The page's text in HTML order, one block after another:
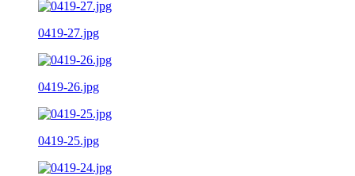
0419-27.jpg
0419-26.jpg
0419-25.jpg